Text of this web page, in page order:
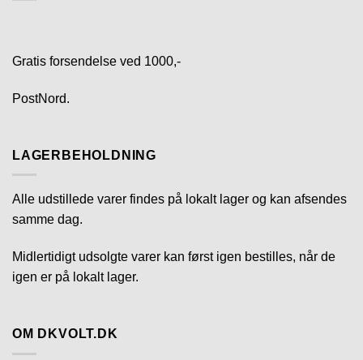
Gratis forsendelse ved 1000,-
PostNord.
LAGERBEHOLDNING
Alle udstillede varer findes på lokalt lager og kan afsendes
samme dag.
Midlertidigt udsolgte varer kan først igen bestilles, når de
igen er på lokalt lager.
OM DKVOLT.DK